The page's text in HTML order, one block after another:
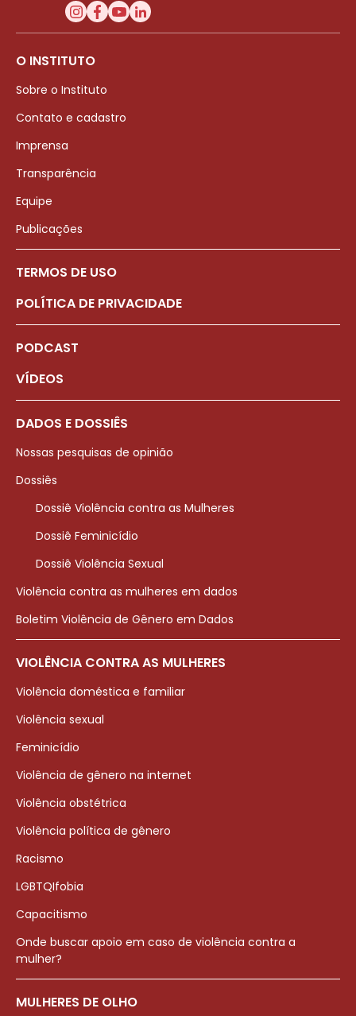
O INSTITUTO
Sobre o Instituto
Contato e cadastro
Imprensa
Transparência
Equipe
Publicações
TERMOS DE USO
POLÍTICA DE PRIVACIDADE
PODCAST
VÍDEOS
DADOS E DOSSIÊS
Nossas pesquisas de opinião
Dossiês
Dossiê Violência contra as Mulheres
Dossiê Feminicídio
Dossiê Violência Sexual
Violência contra as mulheres em dados
Boletim Violência de Gênero em Dados
VIOLÊNCIA CONTRA AS MULHERES
Violência doméstica e familiar
Violência sexual
Feminicídio
Violência de gênero na internet
Violência obstétrica
Violência política de gênero
Racismo
LGBTQIfobia
Capacitismo
Onde buscar apoio em caso de violência contra a
mulher?
MULHERES DE OLHO